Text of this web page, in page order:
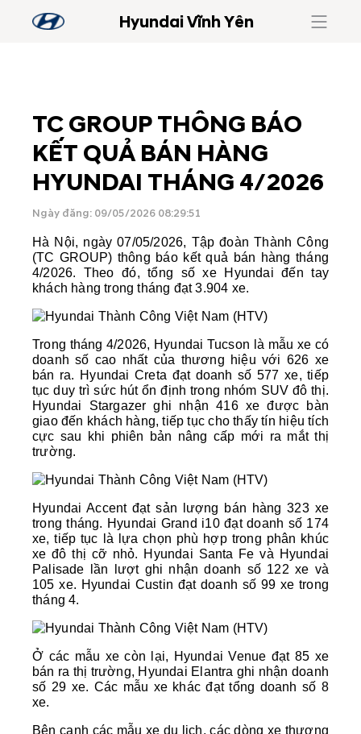
Hyundai Vĩnh Yên
TC GROUP THÔNG BÁO
KẾT QUẢ BÁN HÀNG
HYUNDAI THÁNG 4/2026
Ngày đăng: 09/05/2026 08:29:51
Hà Nội, ngày 07/05/2026, Tập đoàn Thành Công
(TC GROUP) thông báo kết quả bán hàng tháng
4/2026. Theo đó, tổng số xe Hyundai đến tay
khách hàng trong tháng đạt 3.904 xe.
Trong tháng 4/2026, Hyundai Tucson là mẫu xe có
doanh số cao nhất của thương hiệu với 626 xe
bán ra. Hyundai Creta đạt doanh số 577 xe, tiếp
tục duy trì sức hút ổn định trong nhóm SUV đô thị.
Hyundai Stargazer ghi nhận 416 xe được bàn
giao đến khách hàng, tiếp tục cho thấy tín hiệu tích
cực sau khi phiên bản nâng cấp mới ra mắt thị
trường.
Hyundai Accent đạt sản lượng bán hàng 323 xe
trong tháng. Hyundai Grand i10 đạt doanh số 174
xe, tiếp tục là lựa chọn phù hợp trong phân khúc
xe đô thị cỡ nhỏ. Hyundai Santa Fe và Hyundai
Palisade lần lượt ghi nhận doanh số 122 xe và
105 xe. Hyundai Custin đạt doanh số 99 xe trong
tháng 4.
Ở các mẫu xe còn lại, Hyundai Venue đạt 85 xe
bán ra thị trường, Hyundai Elantra ghi nhận doanh
số 29 xe. Các mẫu xe khác đạt tổng doanh số 8
xe.
Bên cạnh các mẫu xe du lịch, các dòng xe thương